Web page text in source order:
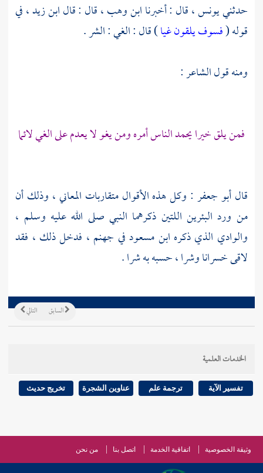
حدثنييونس ،قال : أخبرناابن وهب ،قال : قالابن زيد ،في
قوله (فسوف يلقون غيا) قال : الغي : الشر .
ومنه قول الشاعر :
فمن يلق خيرا يحمد الناس أمره ومن يغو لا يعدم على الغي لائما
قالأبو جعفر : وكل هذه الأقوال متقاربات المعاني ، وذلك أن
من ورد البئرين اللتين ذكرهما النبي صلى الله عليه وسلم ،
والوادي الذي ذكره ابن مسعودفي جهنم ، فدخل ذلك ، فقد
لاقى خسرانا وشرا ، حسبه به شرا .
التالي السابق
الخدمات العلمية
تفسير الآية ترجمة علم عناوين الشجرة تخريج حديث
وثيقة الخصوصية اتفاقية الخدمة اتصل بنا من نحن